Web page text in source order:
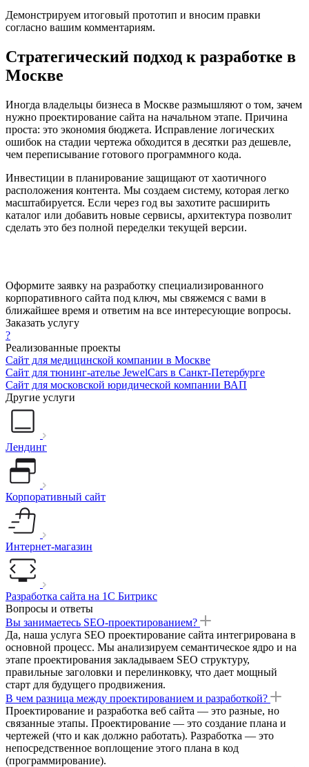
Демонстрируем итоговый прототип и вносим правки
согласно вашим комментариям.
Стратегический подход к разработке в
Москве
Иногда владельцы бизнеса в Москве размышляют о том, зачем
нужно проектирование сайта на начальном этапе. Причина
проста: это экономия бюджета. Исправление логических
ошибок на стадии чертежа обходится в десятки раз дешевле,
чем переписывание готового программного кода.
Инвестиции в планирование защищают от хаотичного
расположения контента. Мы создаем систему, которая легко
масштабируется. Если через год вы захотите расширить
каталог или добавить новые сервисы, архитектура позволит
сделать это без полной переделки текущей версии.
Оформите заявку на разработку специализированного
корпоративного сайта под ключ, мы свяжемся с вами в
ближайшее время и ответим на все интересующие вопросы.
Заказать услугу
?
Реализованные проекты
Сайт для медицинской компании в Москве
Сайт для тюнинг-ателье JewelCars в Санкт-Петербурге
Сайт для московской юридической компании ВАП
Другие услуги
Лендинг
Корпоративный сайт
Интернет-магазин
Разработка сайта на 1С Битрикс
Вопросы и ответы
Вы занимаетесь SEO-проектированием?
Да, наша услуга SEO проектирование сайта интегрирована в
основной процесс. Мы анализируем семантическое ядро и на
этапе проектирования закладываем SEO структуру,
правильные заголовки и перелинковку, что дает мощный
старт для будущего продвижения.
В чем разница между проектированием и разработкой?
Проектирование и разработка веб сайта — это разные, но
связанные этапы. Проектирование — это создание плана и
чертежей (что и как должно работать). Разработка — это
непосредственное воплощение этого плана в код
(программирование).